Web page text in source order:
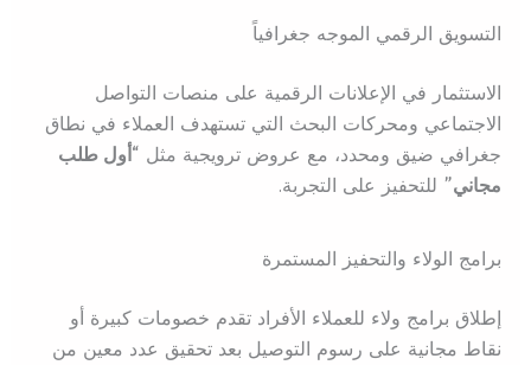
التسويق الرقمي الموجه جغرافياً
الاستثمار في الإعلانات الرقمية على منصات التواصل
الاجتماعي ومحركات البحث التي تستهدف العملاء في نطاق
جغرافي ضيق ومحدد، مع عروض ترويجية مثل “أول طلب
مجاني”للتحفيز على التجربة.
برامج الولاء والتحفيز المستمرة
إطلاق برامج ولاء للعملاء الأفراد تقدم خصومات كبيرة أو
نقاط مجانية على رسوم التوصيل بعد تحقيق عدد معين من